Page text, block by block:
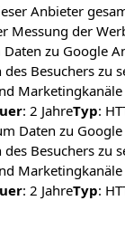
Anbieter
Messung der
zu Google
Besuchers zu
: 2 JahreTyp:
Daten zu
Besuchers zu
: 2 JahreTyp: